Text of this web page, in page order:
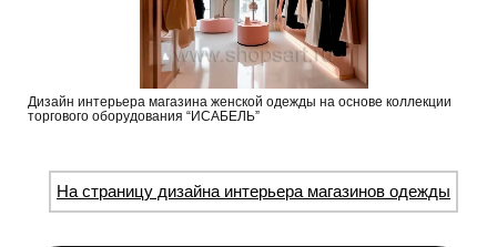
Дизайн интерьера магазина женской одежды на основе коллекции
торгового оборудования “ИСАБЕЛЬ”
На страницу дизайна интерьера магазинов одежды